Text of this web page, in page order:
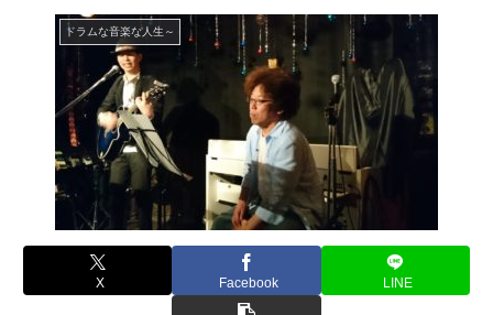
ドラムな音楽な人生～
X Facebook LINE